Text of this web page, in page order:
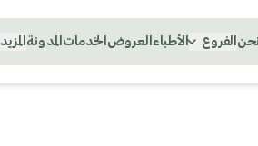
الفروع الأطباء العروض الخدمات المدونة المزيد